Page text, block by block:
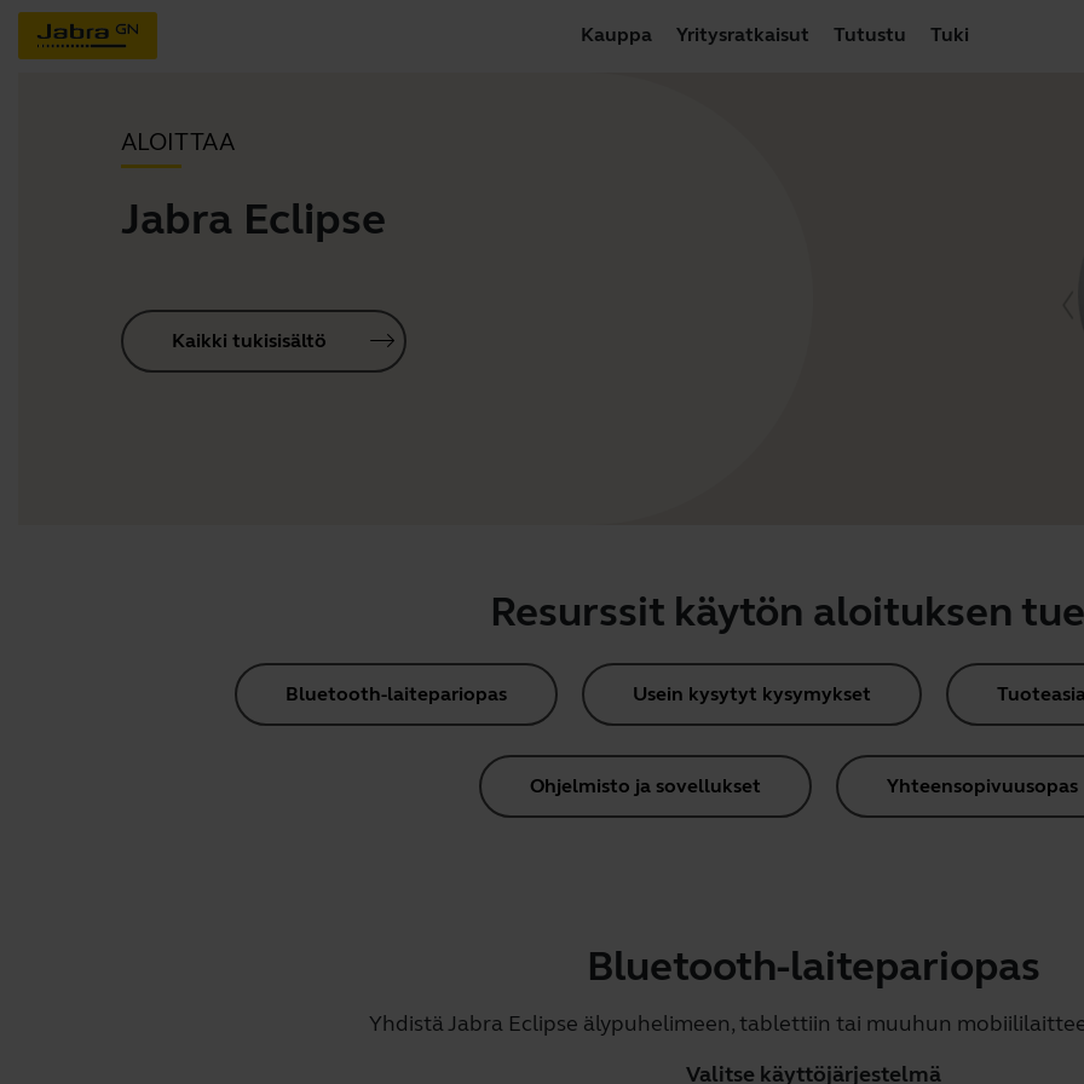
Kauppa Yritysratkaisut Tutustu Tuki
ALOITTAA
Jabra Eclipse
Kaikki tukisisältö
Resurssit käytön aloituksen
Bluetooth-laitepariopas Usein kysytyt kysymykset
Ohjelmisto ja sovellukset Yhteensopivuusopas
Bluetooth-laitepariopas
Yhdistä Jabra Eclipse älypuhelimeen, tablettiin tai muuhun
Valitse käyttöjärjestelmä